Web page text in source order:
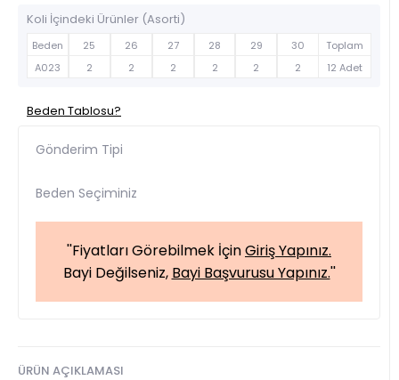
Koli İçindeki Ürünler (Asorti)
Beden 25 26 27 28 29 30
Toplam
A023
2 2 2 2 2 2 12 Adet
Beden Tablosu?
Gönderim Tipi
Beden Seçiminiz
''Fiyatları Görebilmek İçinGiriş Yapınız.
Bayi Değilseniz, Bayi Başvurusu Yapınız.''
ÜRÜN AÇIKLAMASI